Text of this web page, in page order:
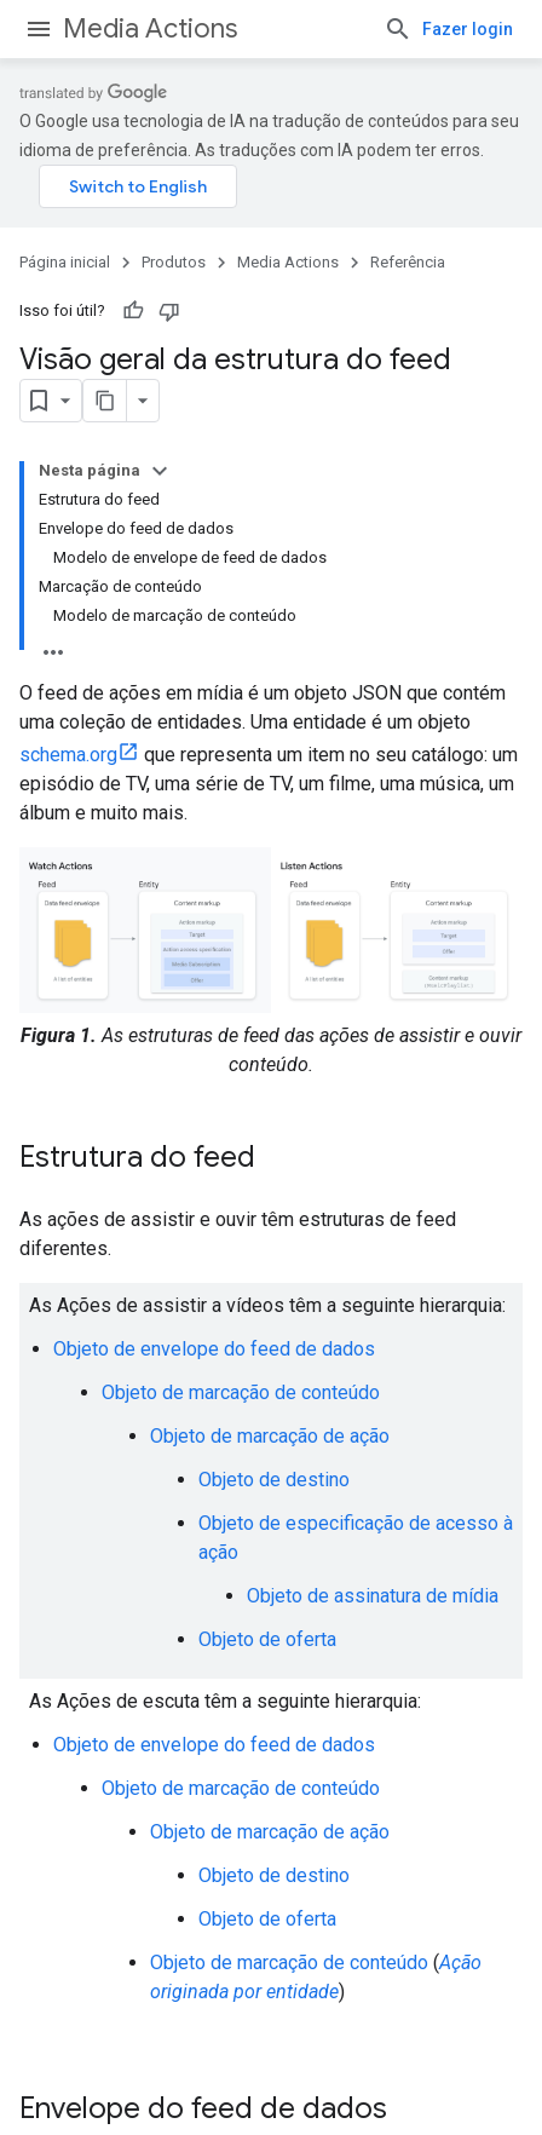
Media Actions Fazer login
O Google usa tecnologia de IA na tradução de conteúdos para seu
idioma de preferência. As traduções com IA podem ter erros.
Página inicial Produtos Media Actions Referência
Isso foi útil?
Visão geral da estrutura do feed
Nesta página
Estrutura do feed
Envelope do feed de dados
Modelo de envelope de feed de dados
Marcação de conteúdo
Modelo de marcação de conteúdo
O feed de ações em mídia é um objeto JSON que contém
uma coleção de entidades. Uma entidade é um objeto
schema.org
que representa um item no seu catálogo: um
episódio de TV, uma série de TV, um filme, uma música, um
álbum e muito mais.
Figura 1. As estruturas de feed das ações de assistir e ouvir
conteúdo.
Estrutura do feed
As ações de assistir e ouvir têm estruturas de feed
diferentes.
As Ações de assistir a vídeos têm a seguinte hierarquia:
Objeto de envelope do feed de dados
Objeto de marcação de conteúdo
Objeto de marcação de ação
Objeto de destino
Objeto de especificação de acesso à
ação
Objeto de assinatura de mídia
Objeto de oferta
As Ações de escuta têm a seguinte hierarquia:
Objeto de envelope do feed de dados
Objeto de marcação de conteúdo
Objeto de marcação de ação
Objeto de destino
Objeto de oferta
Objeto de marcação de conteúdo (Ação
originada por entidade)
Envelope do feed de dados